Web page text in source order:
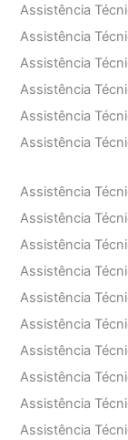
Assistência
Assistência
Assistência
Assistência
Assistência
Assistência
Assistência
Assistência
Assistência
Assistência
Assistência
Assistência
Assistência
Assistência
Assistência
Assistência